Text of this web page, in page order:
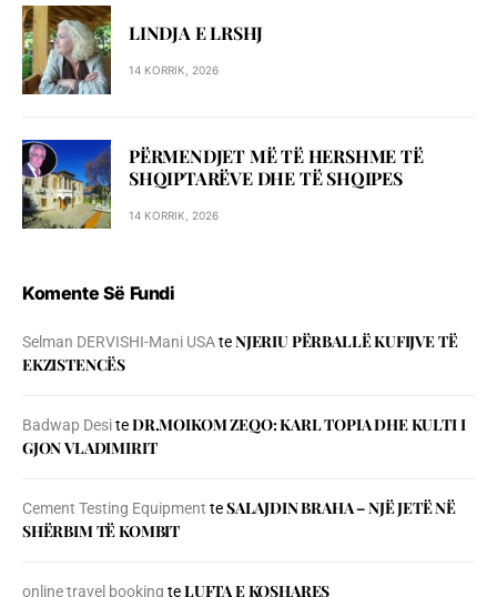
LINDJA E LRSHJ
14 KORRIK, 2026
PËRMENDJET MË TË HERSHME TË
SHQIPTARËVE DHE TË SHQIPES
14 KORRIK, 2026
Komente Së Fundi
Selman DERVISHI-Mani USAteNJERIU PЁRBALLЁ KUFIJVE TЁ
EKZISTENCЁS
Badwap DesiteDR.MOIKOM ZEQO: KARL TOPIA DHE KULTI I
GJON VLADIMIRIT
Cement Testing Equipment teSALAJDIN BRAHA – NJЁ JETЁ NЁ
SHЁRBIM TЁ KOMBIT
online travel booking teLUFTA E KOSHARES